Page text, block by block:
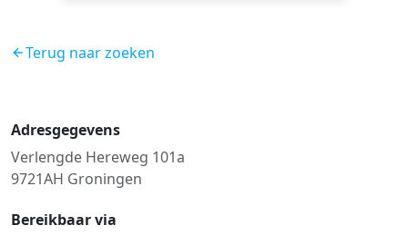
Terug naar zoeken
Adresgegevens
Verlengde Hereweg 101a
9721AH Groningen
Bereikbaar via